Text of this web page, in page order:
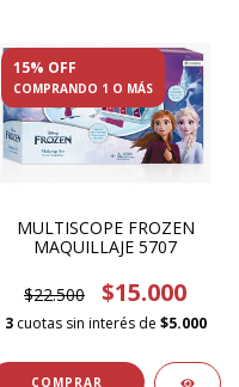
15% OFF
COMPRANDO 1 O MÁS
MULTISCOPE FROZEN
MAQUILLAJE 5707
$22.500 $15.000
3 cuotas sin interés de $5.000